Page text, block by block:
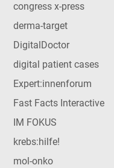
congress x-press
derma-target
DigitalDoctor
digital patient cases
Expert:innenforum
Fast Facts Interactive
IM FOKUS
krebs:hilfe!
mol-onko